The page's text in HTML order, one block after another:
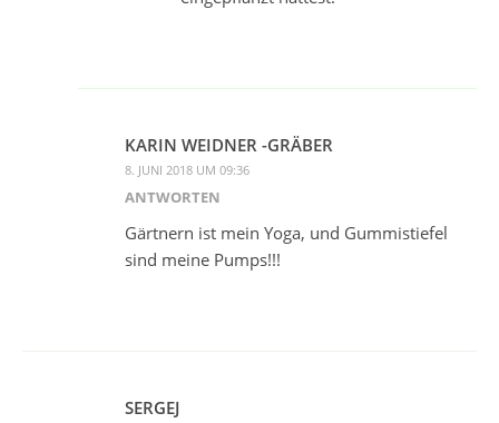
KARIN WEIDNER -GRÄBER
8. JUNI 2018 UM 09:36
ANTWORTEN
Gärtnern ist mein Yoga, und Gummistiefel
sind meine Pumps!!!
SERGEJ